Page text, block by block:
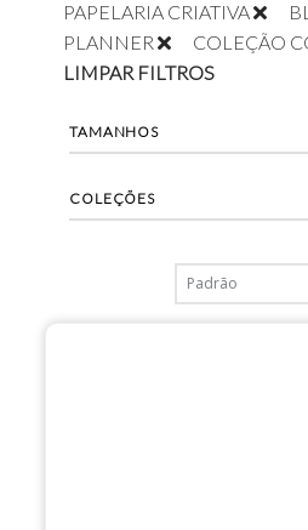
PAPELARIA CRIATIVA
PLANNER
COLEÇÃO
LIMPAR FILTROS
TAMANHOS
COLEÇÕES